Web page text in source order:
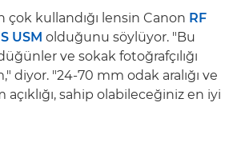
çok kullandığı lensin Canon RF
USM olduğunu söylüyor. "Bu
ve sokak fotoğrafçılığı
diyor. "24-70 mm odak aralığı ve
açıklığı, sahip olabileceğiniz en iyi